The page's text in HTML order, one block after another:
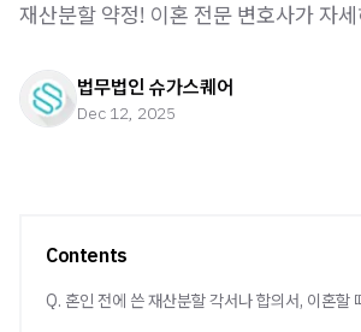
재산분할 약정! 이혼 전문 변호사가 자
법무법인 슈가스퀘어
Dec 12, 2025
Contents
Q. 혼인 전에 쓴 재산분할 각서나 합의서, 이혼할